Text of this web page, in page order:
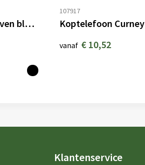
T00247 | Jays x-Seven bluetooth hoofdtelefoon
107917
Koptelefoon Curney
vanaf € 10,52
Klantenservice